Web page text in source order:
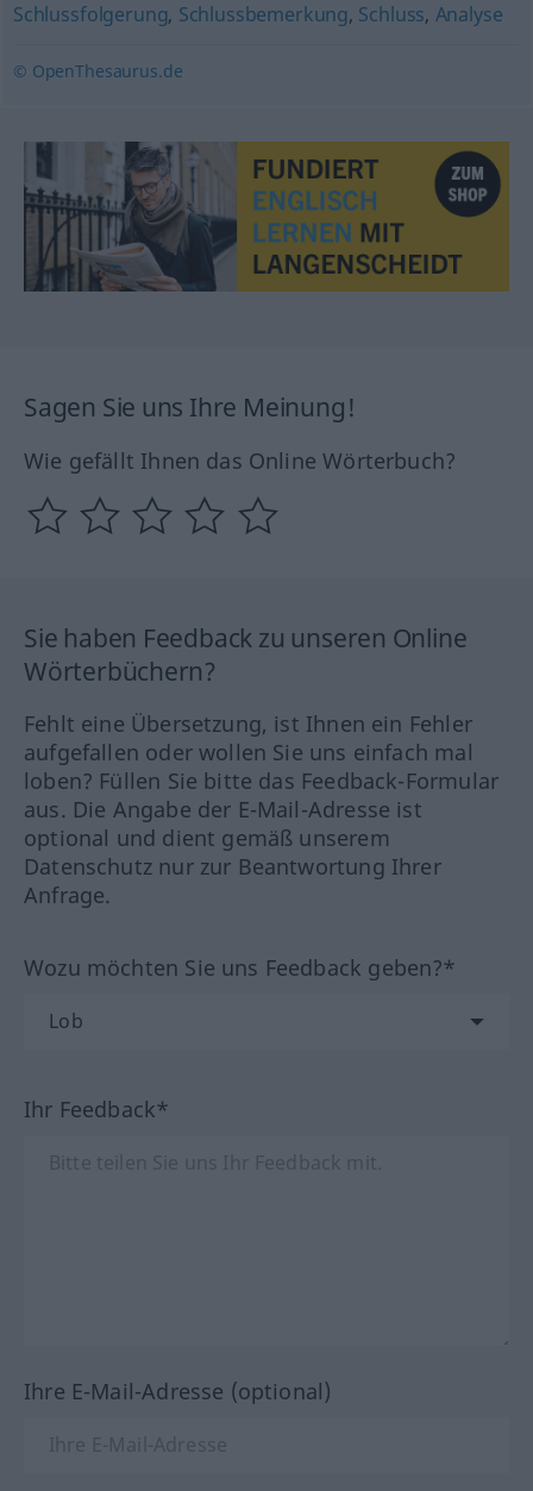
Schlussfolgerung, Schlussbemerkung, Schluss, Analyse
© OpenThesaurus.de
Sagen Sie uns Ihre Meinung!
Wie gefällt Ihnen das Online Wörterbuch?
Sie haben Feedback zu unseren Online
Wörterbüchern?
Fehlt eine Übersetzung, ist Ihnen ein Fehler
aufgefallen oder wollen Sie uns einfach mal
loben? Füllen Sie bitte das Feedback-Formular
aus. Die Angabe der E-Mail-Adresse ist
optional und dient gemäß unserem
Datenschutz nur zur Beantwortung Ihrer
Anfrage.
Wozu möchten Sie uns Feedback geben?*
Ihr Feedback*
Ihre E-Mail-Adresse (optional)